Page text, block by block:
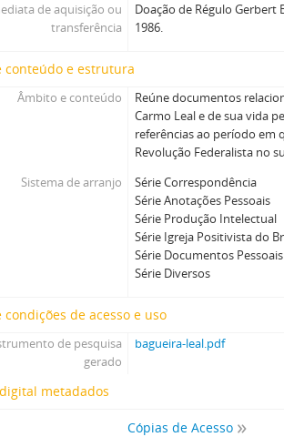
de aquisição ou
transferência
Doação de Régulo Gerbert
1986.
conteúdo e estrutura
Âmbito e conteúdo
Reúne documentos
Carmo Leal e de sua vida
referências ao período
Revolução Federalista no
Sistema de arranjo
Série Correspondência
Série Anotações Pessoais
Série Produção Intelectual
Série Igreja Positivista do
Série Documentos Pessoais
Série Diversos
condições de acesso e uso
de pesquisa
gerado
bagueira-leal.pdf
metadados
Cópias de Acesso